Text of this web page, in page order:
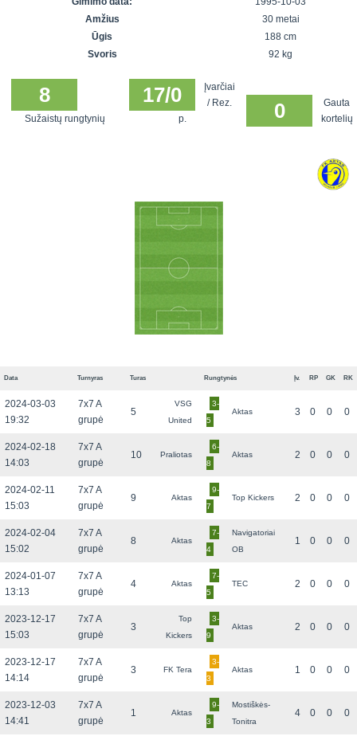
SFL rudens
Snaigės taurė
čempionatas
Vilnius
Amžius
30 metai
Ūgis
188 cm
Svoris
92 kg
8
Sužaistų rungtynių
17/0
Įvarčiai
/ Rez.
p.
0
Gauta
kortelių
Data Turnyras Turas Rungtynės Įv. RP GK RK
2024-03-03
19:32
7x7 A
grupė
5
VSG
United
3-
5
Aktas 3 0 0 0
2024-02-18
14:03
7x7 A
grupė
10 Praliotas
6-
8
Aktas 2 0 0 0
2024-02-11
15:03
7x7 A
grupė
9 Aktas
9-
7
Top Kickers 2 0 0 0
2024-02-04
15:02
7x7 A
grupė
8 Aktas
7-
4
Navigatoriai
OB
1 0 0 0
2024-01-07
13:13
7x7 A
grupė
4 Aktas
7-
5
TEC 2 0 0 0
2023-12-17
15:03
7x7 A
grupė
3
Top
Kickers
3-
9
Aktas 2 0 0 0
2023-12-17
14:14
7x7 A
grupė
3 FK Tera
3-
3
Aktas 1 0 0 0
2023-12-03
14:41
7x7 A
grupė
1 Aktas
9-
3
Mostiškės-
Tonitra
4 0 0 0